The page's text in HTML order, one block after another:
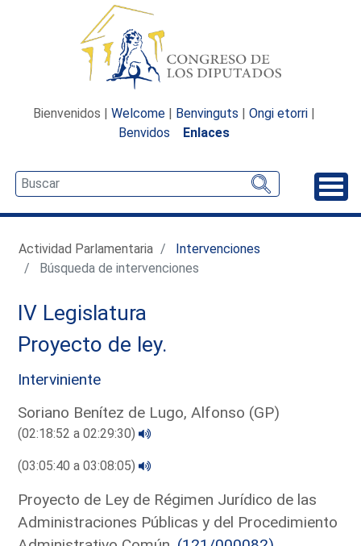
Bienvenidos | Welcome | Benvinguts | Ongi etorri |
Benvidos
Enlaces
Actividad Parlamentaria
Intervenciones
Búsqueda de intervenciones
IV Legislatura
Proyecto de ley.
Interviniente
Soriano Benítez de Lugo, Alfonso (GP)
(02:18:52 a 02:29:30)
(03:05:40 a 03:08:05)
Proyecto de Ley de Régimen Jurídico de las
Administraciones Públicas y del Procedimiento